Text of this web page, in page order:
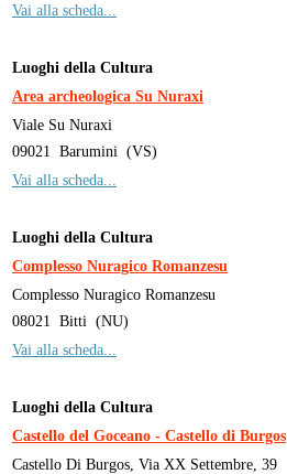
Vai alla scheda...
Luoghi della Cultura
Area archeologica Su Nuraxi
Viale Su Nuraxi
09021
Barumini (VS)
Vai alla scheda...
Luoghi della Cultura
Complesso Nuragico Romanzesu
Complesso Nuragico Romanzesu
08021
Bitti (NU)
Vai alla scheda...
Luoghi della Cultura
Castello del Goceano - Castello di Burgos
Castello Di Burgos, Via XX Settembre, 39